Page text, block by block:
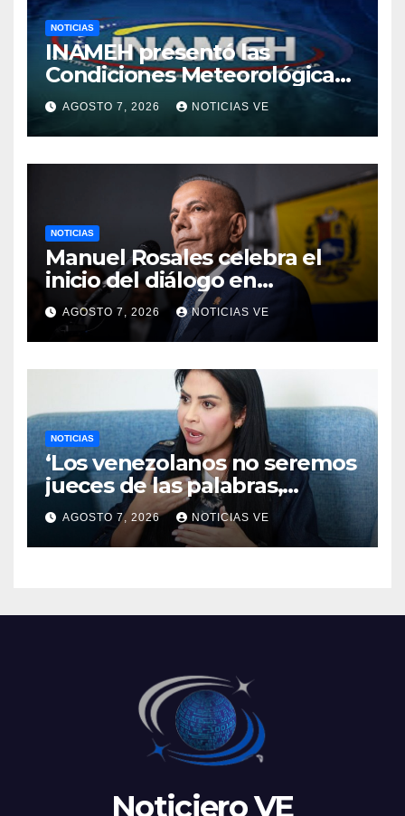
NOTICIAS
INAMEH presentó las
Condiciones Meteorológicas
para las próximas 24 horas,
de este viernes 7 de agosto
2026
AGOSTO 7, 2026 NOTICIAS VE
NOTICIAS
Manuel Rosales celebra el
inicio del diálogo en
Venezuela y destaca el
respaldo de EEUU
AGOSTO 7, 2026 NOTICIAS VE
NOTICIAS
‘Los venezolanos no seremos
jueces de las palabras,
seremos testigos de los
resultados’
AGOSTO 7, 2026 NOTICIAS VE
Noticiero VE